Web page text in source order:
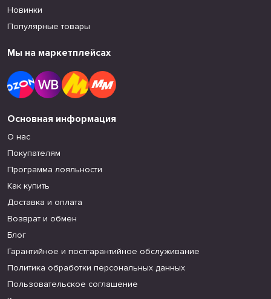
Новинки
Популярные товары
Мы на маркетплейсах
Основная информация
О нас
Покупателям
Программа лояльности
Как купить
Доставка и оплата
Возврат и обмен
Блог
Гарантийное и постгарантийное обслуживание
Политика обработки персональных данных
Пользовательское соглашение